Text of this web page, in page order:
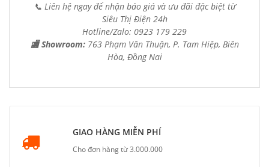
📞 Liên hệ ngay để nhận báo giá và ưu đãi đặc biệt từ
Siêu Thị Điện 24h
Hotline/Zalo: 0923 179 229
🏬 Showroom: 763 Phạm Văn Thuận, P. Tam Hiệp, Biên
Hòa, Đồng Nai
GIAO HÀNG MIỄN PHÍ
Cho đơn hàng từ 3.000.000